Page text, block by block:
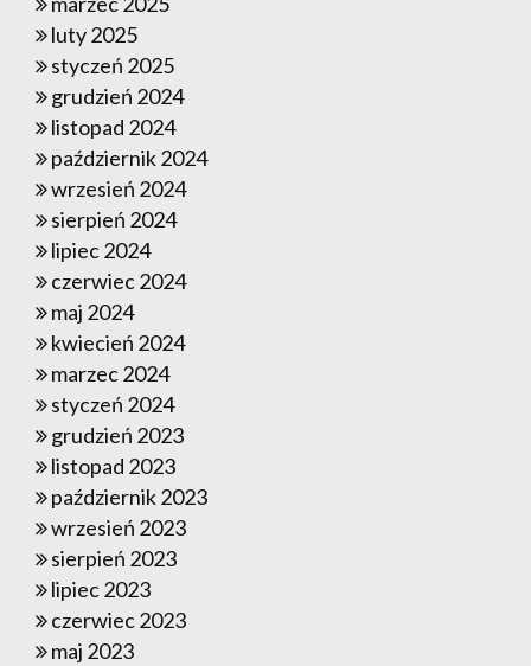
luty 2025
styczeń 2025
grudzień 2024
listopad 2024
październik 2024
wrzesień 2024
sierpień 2024
lipiec 2024
czerwiec 2024
maj 2024
kwiecień 2024
marzec 2024
styczeń 2024
grudzień 2023
listopad 2023
październik 2023
wrzesień 2023
sierpień 2023
lipiec 2023
czerwiec 2023
maj 2023